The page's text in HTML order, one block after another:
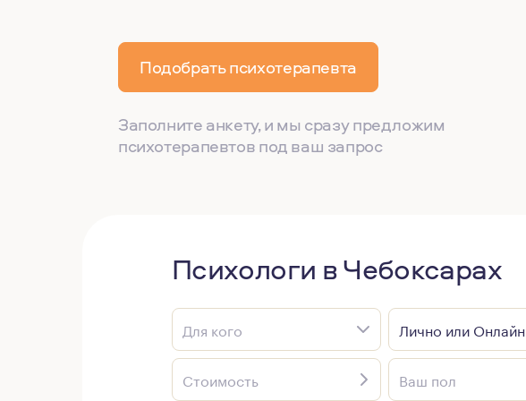
Подобрать психотерапевта
Заполните анкету, и мы сразу предложим
психотерапевтов под ваш запрос
Психологи в Чебоксарах
Для кого Лично или Онлайн
Стоимость Ваш пол